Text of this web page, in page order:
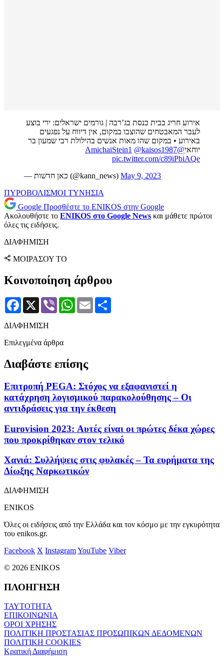
אירוע חריג בבית כנסת בג’רבה | גורמים ישראלים: ירי בוצע
לעבר המאבטחים שהוצבו במקום, אין דיווח על נפגעים
באירוע • במקום שהו מאות אנשים בהילולת רבי שמעון בר
יוחאי@AmichaiStein1
@kaisos1987
pic.twitter.com/c89iPbiAQe
— כאן חדשות (@kann_news) May 9, 2023
ΠΥΡΟΒΟΛΙΣΜΟΙ ΤΥΝΗΣΙΑ
Google Προσθέστε το ENIKOS στην Google
Ακολουθήστε το ENIKOS στο Google News και μάθετε πρώτοι
όλες τις ειδήσεις.
ΔΙΑΦΗΜΙΣΗ
ΜΟΙΡΑΣΟΥ ΤΟ
Κοινοποίηση άρθρου
Facebook
X Viber WhatsApp
Email
ΔΙΑΦΗΜΙΣΗ
Επιλεγμένα άρθρα
Διαβάστε επίσης
Επιτροπή PEGA: Στόχος να εξαφανιστεί η
κατάχρηση λογισμικού παρακολούθησης – Οι
αντιδράσεις για την έκθεση
Eurovision 2023: Αυτές είναι οι πρώτες δέκα χώρες
που προκρίθηκαν στον τελικό
Χανιά: Συλλήψεις στις φυλακές – Τα ευρήματα της
Δίωξης Ναρκωτικών
ΔΙΑΦΗΜΙΣΗ
ENIKOS
Όλες οι ειδήσεις από την Ελλάδα και τον κόσμο με την εγκυρότητα
του enikos.gr.
Facebook X InstagramYouTube Viber
© 2026 ENIKOS
ΠΛΟΗΓΗΣΗ
ΤΑΥΤΟΤΗΤΑ
ΕΠΙΚΟΙΝΩΝΙΑ
ΟΡΟΙ ΧΡΗΣΗΣ
ΠΟΛΙΤΙΚΗ ΠΡΟΣΤΑΣΙΑΣ ΠΡΟΣΩΠΙΚΩΝ ΔΕΔΟΜΕΝΩΝ
ΠΟΛΙΤΙΚΗ COOKIES
Κρατική Διαφήμιση